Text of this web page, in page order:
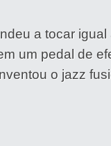
a tocar igual
um pedal de
o jazz